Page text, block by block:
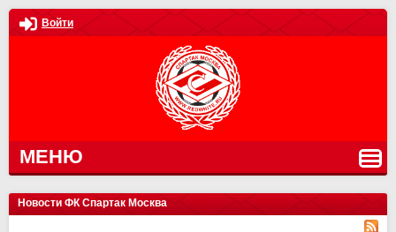
Войти
МЕНЮ
Новости ФК Спартак Москва